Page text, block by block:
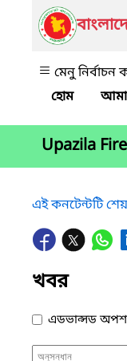
মেনু
Upazila
এই কনটেন্টটি
খবর
এডভান্সড